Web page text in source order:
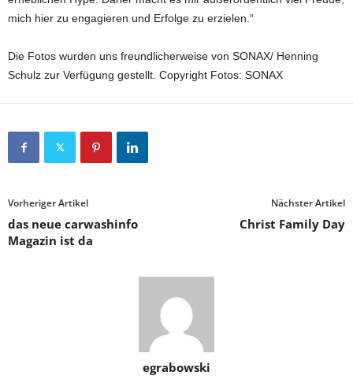
mich hier zu engagieren und Erfolge zu erzielen.“
Die Fotos wurden uns freundlicherweise von SONAX/ Henning
Schulz zur Verfügung gestellt. Copyright Fotos: SONAX
Vorheriger Artikel
das neue carwashinfo
Magazin ist da
Nächster Artikel
Christ Family Day
egrabowski